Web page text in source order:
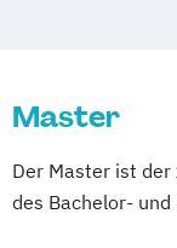
Medizin-
Master
Der Master ist
des Bachelor-